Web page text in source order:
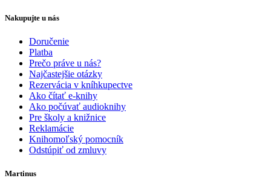
Nakupujte u nás
Doručenie
Platba
Prečo práve u nás?
Najčastejšie otázky
Rezervácia v kníhkupectve
Ako čítať e-knihy
Ako počúvať audioknihy
Pre školy a knižnice
Reklamácie
Knihomoľský pomocník
Odstúpiť od zmluvy
Martinus